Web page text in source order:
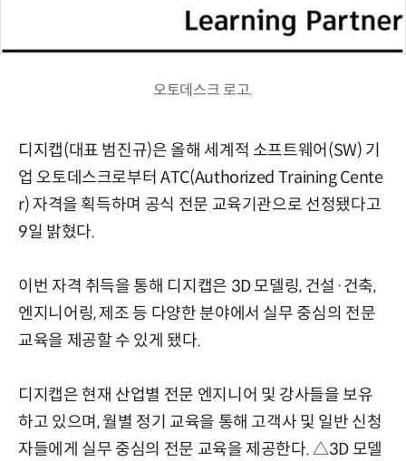
오토데스크 로고.
디지캡(대표 범진규)은 올해 세계적 소프트웨어(SW) 기
업 오토데스크로부터 ATC(Authorized Training Cente
r) 자격을 획득하며 공식 전문 교육기관으로 선정됐다고
9일 밝혔다.
이번 자격 취득을 통해 디지캡은 3D 모델링, 건설·건축,
엔지니어링, 제조 등 다양한 분야에서 실무 중심의 전문
교육을 제공할 수 있게 됐다.
디지캡은 현재 산업별 전문 엔지니어 및 강사들을 보유
하고 있으며, 월별 정기 교육을 통해 고객사 및 일반 신청
자들에게 실무 중심의 전문 교육을 제공한다. △3D 모델